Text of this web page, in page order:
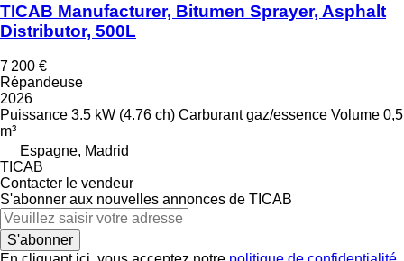
TICAB Manufacturer, Bitumen Sprayer, Asphalt
Distributor, 500L
7 200 €
Répandeuse
2026
Puissance 3.5 kW (4.76 ch) Carburant gaz/essence Volume 0,5
m³
Espagne, Madrid
TICAB
Contacter le vendeur
S'abonner aux nouvelles annonces de ТІСАВ
S'abonner